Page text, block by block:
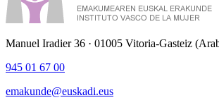
Manuel Iradier 36 · 01005 Vitoria-Gasteiz
945 01 67 00
emakunde@euskadi.eus